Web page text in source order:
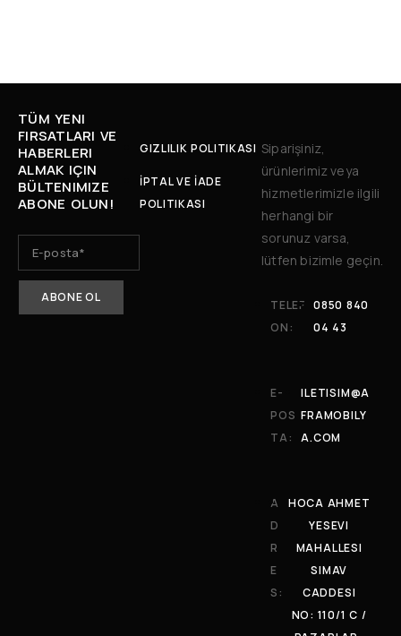
TÜM YENI
FIRSATLARI VE
HABERLERI
ALMAK IÇIN
BÜLTENIMIZE
ABONE OLUN!
GIZLILIK POLITIKASI
İPTAL VE İADE
POLITIKASI
Siparişiniz,
ürünlerimiz veya
hizmetlerimizle ilgili
herhangi bir
sorunuz varsa,
lütfen bizimle geçin.
TELEF
ON:
0850 840
04 43
E-
POS
TA:
ILETISIM@A
FRAMOBILY
A.COM
A
D
R
E
S:
HOCA AHMET
YESEVI
MAHALLESI
SIMAV
CADDESI
NO: 110/1 C /